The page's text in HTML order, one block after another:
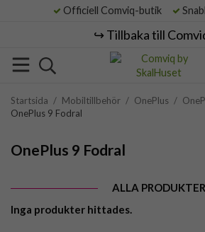
Officiell Comviq-butik
↪️ Tillbaka till
Startsida / Mobiltillbehör / OnePlus /
OnePlus 9 Fodral
OnePlus 9 Fodral
ALLA PRODUKTER
Inga produkter hittades.